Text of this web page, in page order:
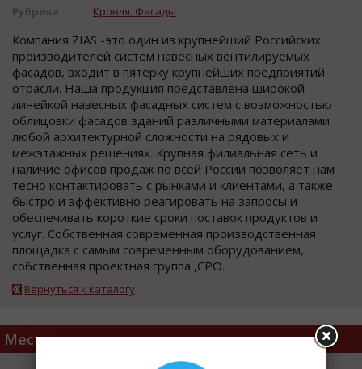
Рубрика:
Кровля. Фасады
Компания ZIAS -это один из крупнейший Российских
производителей систем навесных вентилируемых
фасадов, входит в пятерку крупнейших предприятий
отрасли. Наша продукция представлена широкой
линейкой навесных фасадных систем с возможностью
облицовки фасадов зданий различными материалами
любой архитектурной сложности на рядовых и
межэтажных решениях. Крупная филиальная сеть и
наличие офисов продаж по всей России позволяет нам
тесно контактировать с рынками и клиентами, а также
быстро и эффективно реагировать на запросы и
обеспечивать короткие сроки поставок продуктов и
услуг. Собственная современная производственная
площадка с самым современным оборудованием,
собственная проектная группа ,СРО.
Вернуться к каталогу
Место расположения